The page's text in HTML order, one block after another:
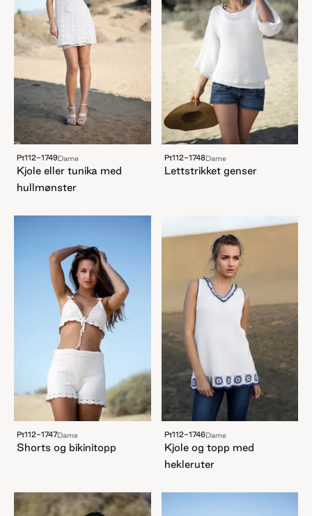
Pt112-1749Dame
Kjole eller tunika med
hullmønster
Pt112-1748Dame
Lettstrikket genser
Pt112-1747Dame
Shorts og bikinitopp
Pt112-1746Dame
Kjole og topp med
hekleruter